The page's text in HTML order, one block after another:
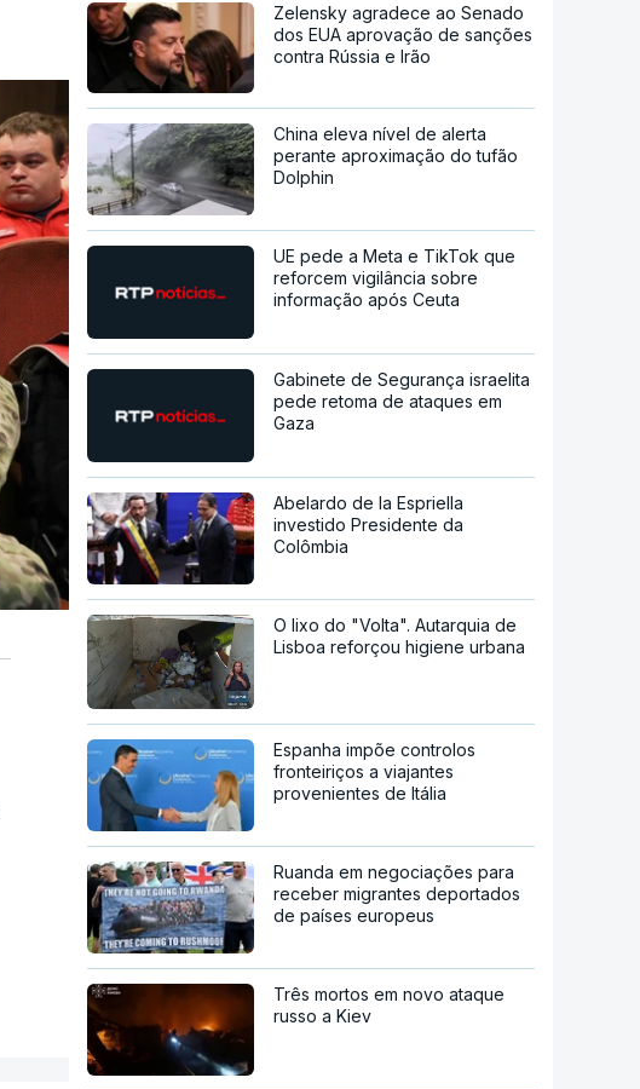
Zelensky agradece ao Senado
dos EUA aprovação de sanções
contra Rússia e Irão
China eleva nível de alerta
perante aproximação do tufão
Dolphin
UE pede a Meta e TikTok que
reforcem vigilância sobre
informação após Ceuta
Gabinete de Segurança israelita
pede retoma de ataques em
Gaza
Abelardo de la Espriella
investido Presidente da
Colômbia
O lixo do "Volta". Autarquia de
Lisboa reforçou higiene urbana
Espanha impõe controlos
fronteiriços a viajantes
provenientes de Itália
Ruanda em negociações para
receber migrantes deportados
de países europeus
Três mortos em novo ataque
russo a Kiev